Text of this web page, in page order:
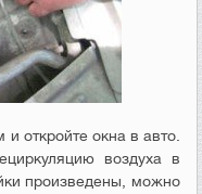
откройте окна в авто.
воздуха в
произведены, можно